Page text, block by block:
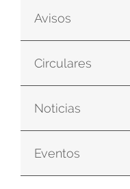
Avisos
Circulares
Noticias
Eventos